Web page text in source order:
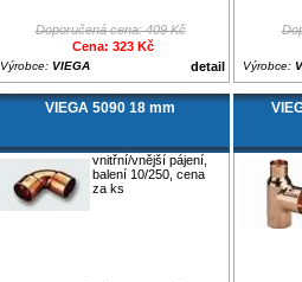
Doporučená cena: 409 Kč
Cena: 323 Kč
detail
Výrobce: VIEGA Výrobce:
VIEGA 5090 18 mm
vnitřní/vnější pájení,
balení 10/250, cena
za ks